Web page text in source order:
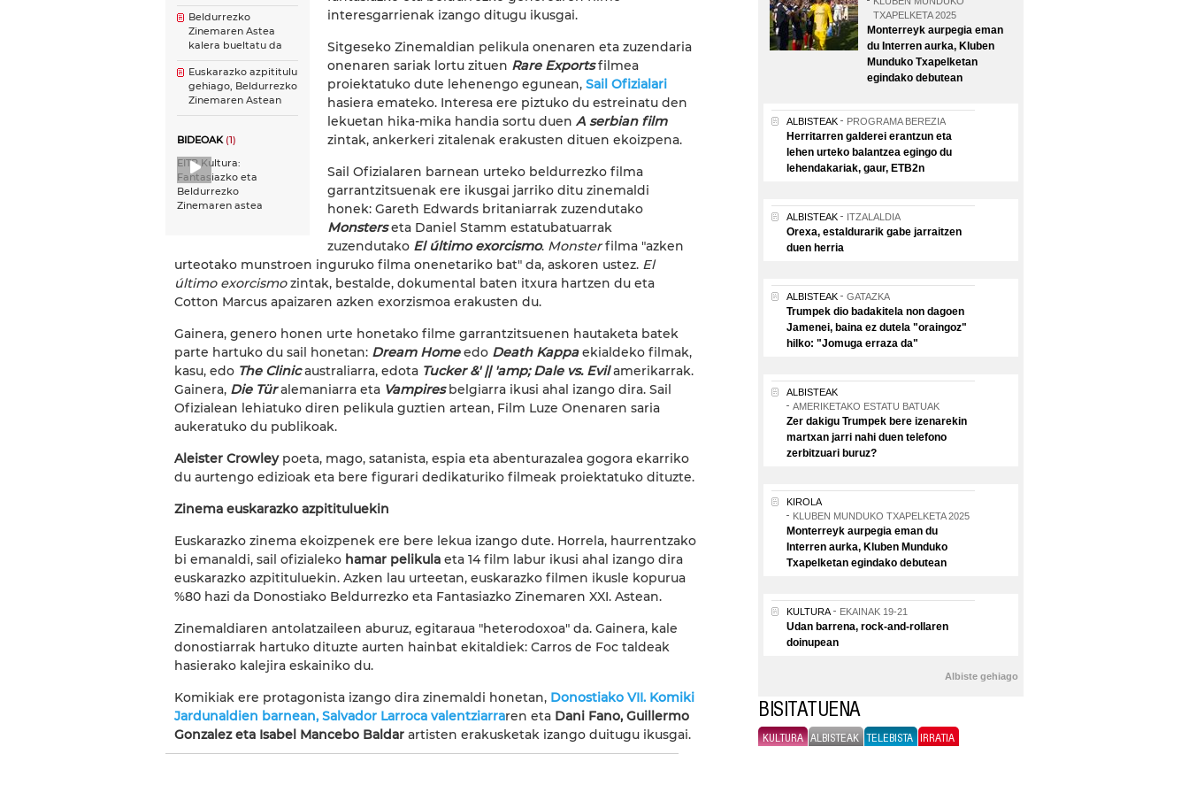
Beldurrezko
Zinemaren Astea
kalera bueltatu da
Euskarazko azpititulu
gehiago, Beldurrezko
Zinemaren Astean
BIDEOAK(1)
EITB Kultura:
Fantasiazko eta
Beldurrezko
Zinemaren astea
interesgarrienak izango ditugu ikusgai.
Sitgeseko Zinemaldian pelikula onenaren eta zuzendaria
onenaren sariak lortu zituen Rare Exportsfilmea
proiektatuko dute lehenengo egunean, Sail Ofizialari
hasiera emateko. Interesa ere piztuko du estreinatu den
lekuetan hika-mika handia sortu duen A serbian film
zintak, ankerkeri zitalenak erakusten dituen ekoizpena.
Sail Ofizialaren barnean urteko beldurrezko filma
garrantzitsuenak ere ikusgai jarriko ditu zinemaldi
honek: Gareth Edwards britaniarrak zuzendutako
Monsterseta Daniel Stamm estatubatuarrak
zuzendutako El último exorcismo. Monsterfilma "azken
urteotako munstroen inguruko filma onenetariko bat" da, askoren ustez. El
último exorcismozintak, bestalde, dokumental baten itxura hartzen du eta
Cotton Marcus apaizaren azken exorzismoa erakusten du.
Gainera, genero honen urte honetako filme garrantzitsuenen hautaketa batek
parte hartuko du sail honetan: Dream Homeedo Death Kappaekialdeko filmak,
kasu, edo The Clinicaustraliarra, edota Tucker &' || 'amp; Dale vs. Evilamerikarrak.
Gainera, Die Türalemaniarra eta Vampiresbelgiarra ikusi ahal izango dira. Sail
Ofizialean lehiatuko diren pelikula guztien artean, Film Luze Onenaren saria
aukeratuko du publikoak.
Aleister Crowleypoeta, mago, satanista, espia eta abenturazalea gogora ekarriko
du aurtengo edizioak eta bere figurari dedikaturiko filmeak proiektatuko dituzte.
Zinema euskarazko azpitituluekin
Euskarazko zinema ekoizpenek ere bere lekua izango dute. Horrela, haurrentzako
bi emanaldi, sail ofizialeko hamar pelikula eta 14 film labur ikusi ahal izango dira
euskarazko azpitituluekin. Azken lau urteetan, euskarazko filmen ikusle kopurua
%80 hazi da Donostiako Beldurrezko eta Fantasiazko Zinemaren XXI. Astean.
Zinemaldiaren antolatzaileen aburuz, egitaraua "heterodoxoa" da. Gainera, kale
donostiarrak hartuko dituzte aurten hainbat ekitaldiek: Carros de Foc taldeak
hasierako kalejira eskainiko du.
Komikiak ere protagonista izango dira zinemaldi honetan, Donostiako VII. Komiki
Jardunaldien barnean, Salvador Larroca valentziarraren eta Dani Fano, Guillermo
Gonzalez eta Isabel Mancebo Baldar artisten erakusketak izango duitugu ikusgai.
TXAPELKETA 2025
Monterreyk aurpegia eman
du Interren aurka, Kluben
Munduko Txapelketan
egindako debutean
ALBISTEAK PROGRAMA BEREZIA
Herritarren galderei erantzun eta
lehen urteko balantzea egingo du
lehendakariak, gaur, ETB2n
ALBISTEAK ITZALALDIA
Orexa, estaldurarik gabe jarraitzen
duen herria
ALBISTEAK GATAZKA
Trumpek dio badakitela non dagoen
Jamenei, baina ez dutela "oraingoz"
hilko: "Jomuga erraza da"
ALBISTEAK
AMERIKETAKO ESTATU BATUAK
Zer dakigu Trumpek bere izenarekin
martxan jarri nahi duen telefono
zerbitzuari buruz?
KIROLA
KLUBEN MUNDUKO TXAPELKETA 2025
Monterreyk aurpegia eman du
Interren aurka, Kluben Munduko
Txapelketan egindako debutean
KULTURA EKAINAK 19-21
Udan barrena, rock-and-rollaren
doinupean
Albiste gehiago
BISITATUENA
KULTURA ALBISTEAK TELEBISTA IRRATIA